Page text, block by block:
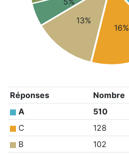
16%
13%
Réponses Nombre
A
510
C
128
B
102